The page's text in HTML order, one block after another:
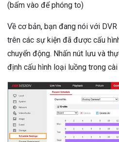
(bấm vào để phóng to)
Về cơ bản, bạn đang nói với
trên các sự kiện đã được cấu
chuyển động. Nhấn nút lưu và
định cấu hình loại luồng trong